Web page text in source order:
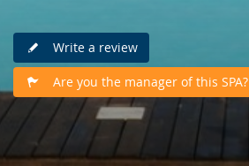
Write a review
Are you the manager of this SPA?